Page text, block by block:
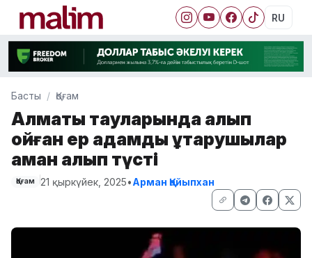
RU
Басты Қоғам
Алматы тауларында қалып
қойған ер адамды құтқарушылар
аман алып түсті
Қоғам 21 қыркүйек, 2025•Арман Қайыпхан